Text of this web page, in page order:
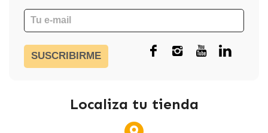
SUSCRIBIRME
Localiza tu tienda